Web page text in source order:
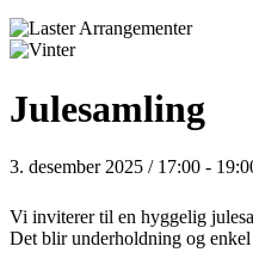
Julesamling
3. desember 2025 / 17:00 -
Vi inviterer til en hyggelig
Det blir underholdning og enkel